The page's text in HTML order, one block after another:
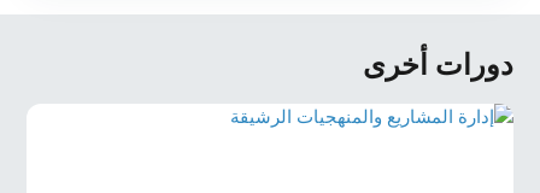
اختبار نهائي (20 دقيقة)
تمرين عملي
سيقوم المشاركون بتطوير خطة استراتيجية لمشروع
تطوير عقاري افتراضي، مع دمج الاتجاهات والفرص
دورات أخرى